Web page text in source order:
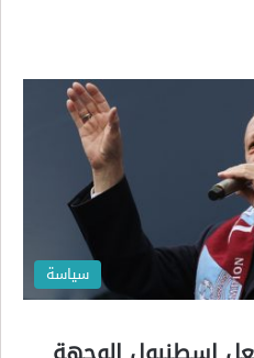
سياسة